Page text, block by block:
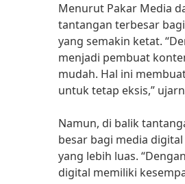
Menurut Pakar Media
tantangan terbesar
yang semakin ketat.
menjadi pembuat
mudah. Hal ini
untuk tetap eksis,”
Namun, di balik
besar bagi media
yang lebih luas.
digital memiliki